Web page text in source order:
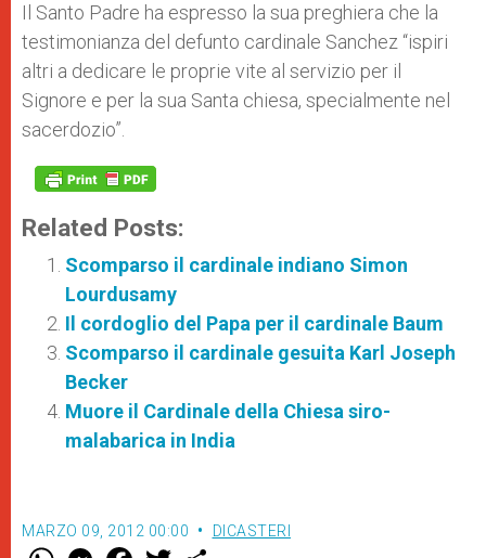
Il Santo Padre ha espresso la sua preghiera che la
testimonianza del defunto cardinale Sanchez “ispiri
altri a dedicare le proprie vite al servizio per il
Signore e per la sua Santa chiesa, specialmente nel
sacerdozio”.
Related Posts:
Scomparso il cardinale indiano Simon
Lourdusamy
Il cordoglio del Papa per il cardinale Baum
Scomparso il cardinale gesuita Karl Joseph
Becker
Muore il Cardinale della Chiesa siro-
malabarica in India
MARZO 09, 2012 00:00 DICASTERI
W M F